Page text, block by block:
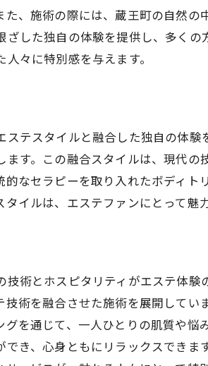
癒しを最大限に引き出す施術法
エステ後に広がる心の余裕
、施術の際には、蔵王町の自然
した独自の体験を提供し、多く
々に特別感を与えます。
テスタイルと融合した独自の体
す。この融合スタイルは、現代
なセラピーを取り入れたボディ
イルは、エステファンにとって魅
術とホスピタリティがエステ体
術を融合させた施術を展開して
を通じて、一人ひとりの肌質や
き、心身ともにリラックスでき